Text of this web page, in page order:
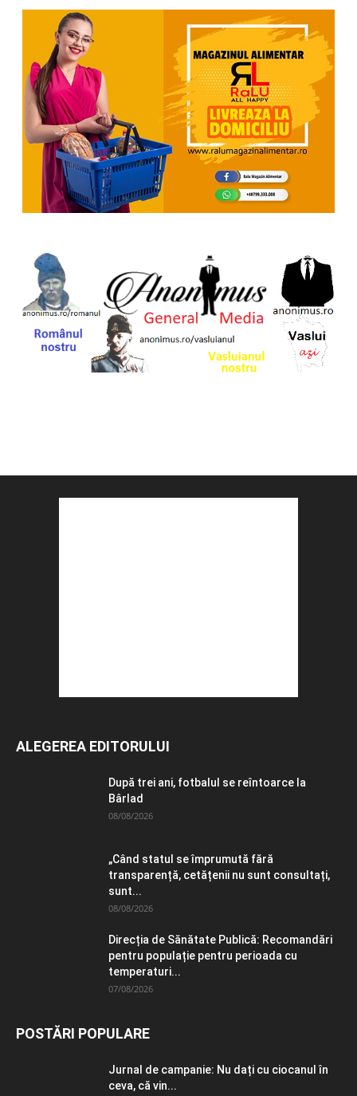
ALEGEREA EDITORULUI
După trei ani, fotbalul se reîntoarce la
Bârlad
08/08/2026
„Când statul se împrumută fără
transparență, cetățenii nu sunt consultați,
sunt...
08/08/2026
Direcția de Sănătate Publică: Recomandări
pentru populație pentru perioada cu
temperaturi...
07/08/2026
POSTĂRI POPULARE
Jurnal de campanie: Nu dați cu ciocanul în
ceva, că vin...